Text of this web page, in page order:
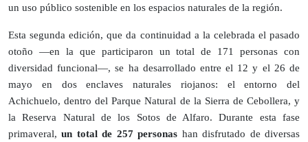
un uso público sostenible en los espacios naturales de la región.
Esta segunda edición, que da continuidad a la celebrada el pasado
otoño —en la que participaron un total de 171 personas con
diversidad funcional—, se ha desarrollado entre el 12 y el 26 de
mayo en dos enclaves naturales riojanos: el entorno del
Achichuelo, dentro del Parque Natural de la Sierra de Cebollera, y
la Reserva Natural de los Sotos de Alfaro. Durante esta fase
primaveral,un total de 257 personas han disfrutado de diversas